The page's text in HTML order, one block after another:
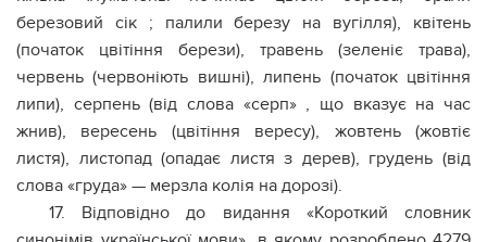
березовий сік ; палили березу на вугілля), квітень
(початок цвітіння берези), травень (зеленіє трава),
червень (червоніють вишні), липень (початок цвітіння
липи), серпень (від слова «серп» , що вказує на час
жнив), вересень (цвітіння вересу), жовтень (жовтіє
листя), листопад (опадає листя з дерев), грудень (від
слова «груда» — мерзла колія на дорозі).
17. Відповідно до видання «Короткий словник